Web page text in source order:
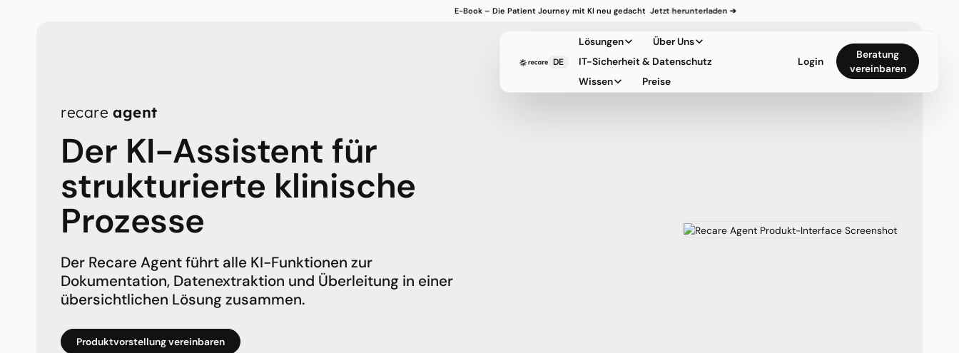
DE
Lösungen
Über Uns
IT-Sicherheit & Datenschutz
Wissen
Preise
Login
Beratung
vereinbaren
E-Book – Die Patient Journey mit KI neu gedacht Jetzt herunterladen ➔
recareagent
Der KI-Assistent für
strukturierte klinische
Prozesse
Der Recare Agent führt alle KI-Funktionen zur
Dokumentation, Datenextraktion und Überleitung in einer
übersichtlichen Lösung zusammen.
Produktvorstellung vereinbaren